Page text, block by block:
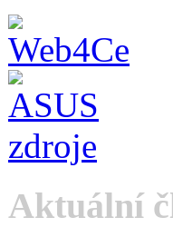
Aktuální